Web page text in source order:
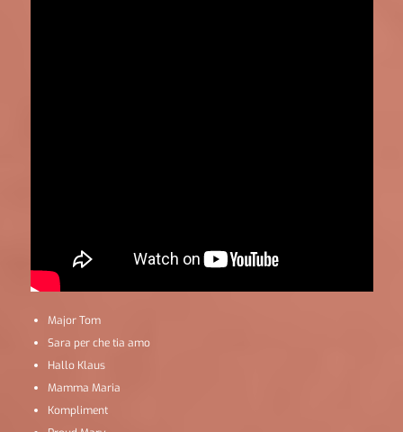
Major Tom
Sara per che tia amo
Hallo Klaus
Mamma Maria
Kompliment